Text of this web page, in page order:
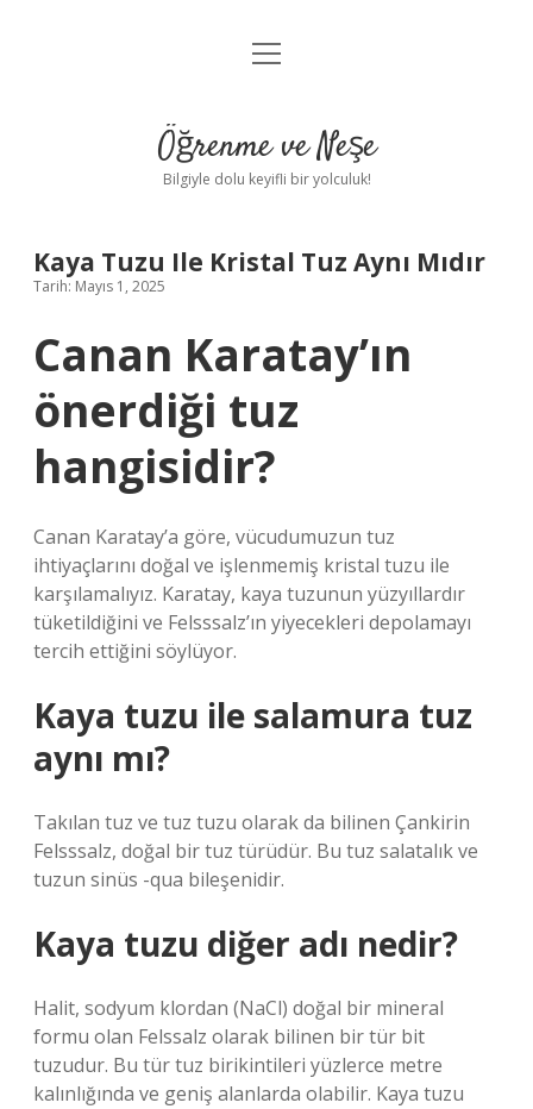
Anasayfa
Yasal Uyarı
menüyü
Öğrenme ve Neşe
Bilgiyle dolu keyifli bir yolculuk!
Kaya Tuzu Ile Kristal Tuz Aynı Mıdır
Tarih: Mayıs 1, 2025
Canan Karatay’ın
önerdiği tuz
hangisidir?
Canan Karatay’a göre, vücudumuzun tuz
ihtiyaçlarını doğal ve işlenmemiş kristal tuzu ile
karşılamalıyız. Karatay, kaya tuzunun yüzyıllardır
tüketildiğini ve Felsssalz’ın yiyecekleri depolamayı
tercih ettiğini söylüyor.
Kaya tuzu ile salamura tuz
aynı mı?
Takılan tuz ve tuz tuzu olarak da bilinen Çankirin
Felsssalz, doğal bir tuz türüdür. Bu tuz salatalık ve
tuzun sinüs -qua bileşenidir.
Kaya tuzu diğer adı nedir?
Halit, sodyum klordan (NaCl) doğal bir mineral
formu olan Felssalz olarak bilinen bir tür bit
tuzudur. Bu tür tuz birikintileri yüzlerce metre
kalınlığında ve geniş alanlarda olabilir. Kaya tuzu